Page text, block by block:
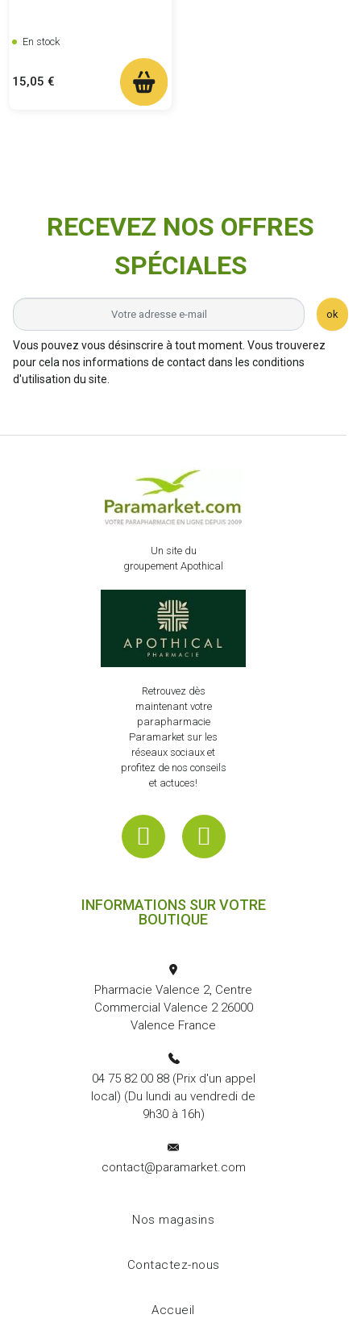
En stock
Prix
15,05 €
RECEVEZ NOS OFFRES
SPÉCIALES
ok
Vous pouvez vous désinscrire à tout moment. Vous trouverez
pour cela nos informations de contact dans les conditions
d'utilisation du site.
Un site du
groupement Apothical
Retrouvez dès
maintenant votre
parapharmacie
Paramarket sur les
réseaux sociaux et
profitez de nos conseils
et actuces!
INFORMATIONS SUR VOTRE
BOUTIQUE
Pharmacie Valence 2, Centre
Commercial Valence 2 26000
Valence France
04 75 82 00 88(Prix d'un appel
local) (Du lundi au vendredi de
9h30 à 16h)
contact@paramarket.com
Nos magasins
Contactez-nous
Accueil